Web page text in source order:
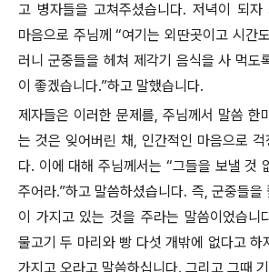
고 병자들을 고쳐주셨습니다. 저녁이 되자
마음으로 주님께 “여기는 외딴곳이고 시간
러니 군중들을 헤쳐 제각기 음식을 사 먹도
이 좋겠습니다.”하고 말했습니다.
제자들은 이러한 문제를, 주님께서 말씀 한
는 것은 잊어버린 채, 인간적인 마음으로 걱
다. 이에 대해 주님께서는 “그들을 보낼 것
주어라.”하고 말씀하셨습니다. 즉, 군중들을
이 가지고 있는 것을 주라는 말씀이었습니
물고기 두 마리와 빵 다섯 개밖에 없다고 하
가지고 오라고 말씀하십니다. 그리고 그때